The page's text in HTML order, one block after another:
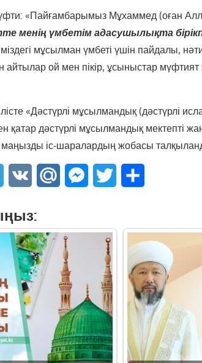
«Пайғамбарымыз Мұхаммед (оған
менің үмбетім адасушылықта
мұсылман үмбеті үшін пайдалы,
айтылар ой мен пікір, ұсыныстар
«Дәстүрлі мұсылмандық (дәстүрлі
қатар дәстүрлі мұсылмандық мектепті
іс-шаралардың жобасы
Telegram
VK Mail.Ru Messenger
Twitter